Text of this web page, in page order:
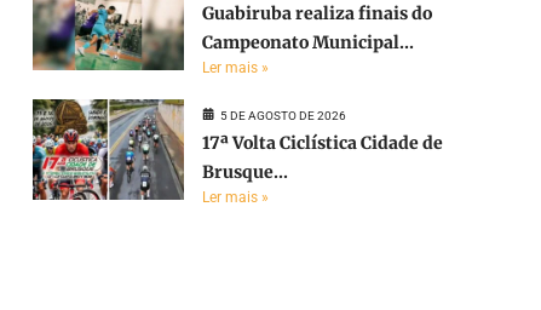
Guabiruba realiza finais do
Campeonato Municipal...
Ler mais »
5 DE AGOSTO DE 2026
17ª Volta Ciclística Cidade de
Brusque...
Ler mais »